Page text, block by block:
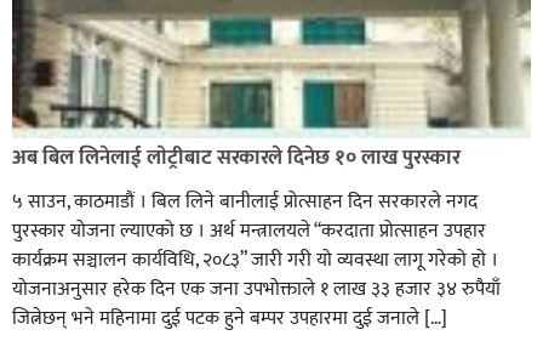
अब बिल लिनेलाई लाेट्रीबाट सरकारले दिनेछ १० लाख पुरस्कार
५ साउन, काठमाडौं । बिल लिने बानीलाई प्रोत्साहन दिन सरकारले नगद
पुरस्कार योजना ल्याएको छ । अर्थ मन्त्रालयले “करदाता प्रोत्साहन उपहार
कार्यक्रम सञ्चालन कार्यविधि, २०८३” जारी गरी यो व्यवस्था लागू गरेको हो ।
योजनाअनुसार हरेक दिन एक जना उपभोक्ताले १ लाख ३३ हजार ३४ रुपैयाँ
जित्नेछन् भने महिनामा दुई पटक हुने बम्पर उपहारमा दुई जनाले […]